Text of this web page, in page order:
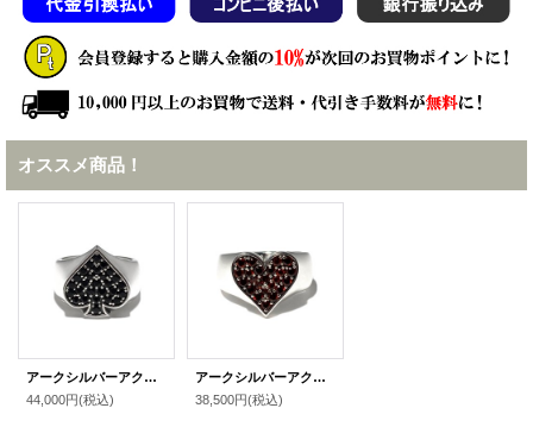
オススメ商品！
アークシルバーアクセサリーズ/【トランプ】スタイル オブ スペードリング シルバーリング
44,000円(税込)
アークシルバーアクセサリーズ/【トランプ】スタイル オブ ハートリング シルバーリング シルバーリング
38,500円(税込)